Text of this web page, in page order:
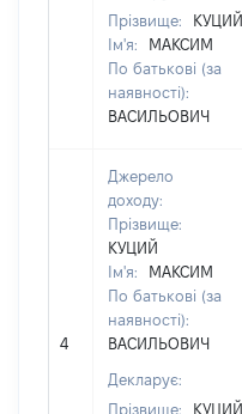
Прізвище:
КУЦИЙ
Ім'я:
МАКСИМ
По батькові (за
наявності):
ВАСИЛЬОВИЧ
4
Джерело
доходу:
Прізвище:
КУЦИЙ
Ім'я:
МАКСИМ
По батькові (за
наявності):
ВАСИЛЬОВИЧ
Декларує:
Прізвище:
КУЦИЙ